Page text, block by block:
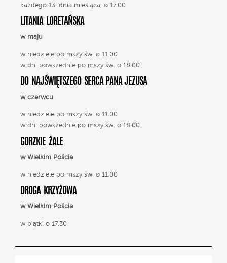
każdego 13. dnia miesiąca, o 17.00
LITANIA LORETAŃSKA
w maju
w niedziele po mszy św. o 11.00
w dni powszednie po mszy św. o 18.00
DO NAJŚWIĘTSZEGO SERCA PANA JEZUSA
w czerwcu
w niedziele po mszy św. o 11.00
w dni powszednie po mszy św. o 18.00
GORZKIE ŻALE
w Wielkim Poście
w niedziele po mszy św. o 11.00
DROGA KRZYŻOWA
w Wielkim Poście
w piątki o 17.30